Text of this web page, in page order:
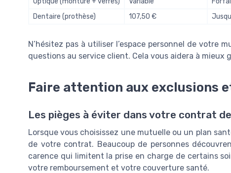
Dentaire (prothèse)
107,50 €
N’hésitez pas à utiliser l’espace personnel de votre
questions au service client. Cela vous aidera à
Faire attention aux exclusions
Les pièges à éviter dans votre contrat
Lorsque vous choisissez une mutuelle ou un plan
de votre contrat. Beaucoup de personnes
carence qui limitent la prise en charge de certains
votre remboursement et votre couverture santé.